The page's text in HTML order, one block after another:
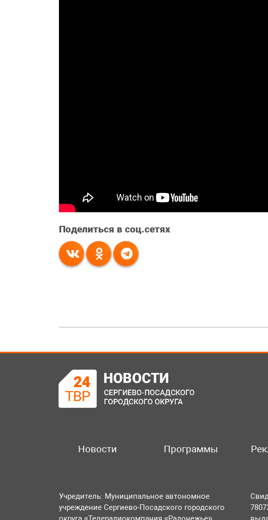
Поделиться в соц.сетях
Новости Программы
Учредитель: Муниципальное автономное
учреждение Сергиево-Посадского городского